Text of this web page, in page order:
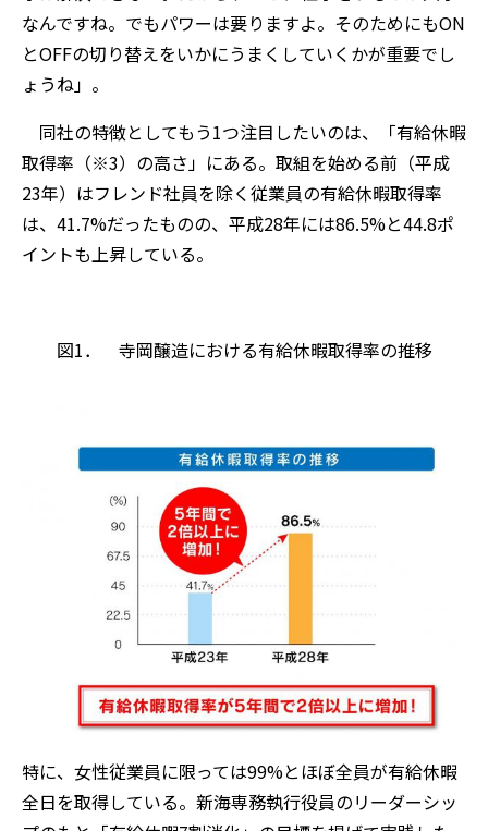
なんですね。でもパワーは要りますよ。そのためにもON
とOFFの切り替えをいかにうまくしていくかが重要でし
ょうね」。
同社の特徴としてもう1つ注目したいのは、「有給休暇
取得率（※3）の高さ」にある。取組を始める前（平成
23年）はフレンド社員を除く従業員の有給休暇取得率
は、41.7%だったものの、平成28年には86.5%と44.8ポ
イントも上昇している。
図1． 寺岡醸造における有給休暇取得率の推移
特に、女性従業員に限っては99%とほぼ全員が有給休暇
全日を取得している。新海専務執行役員のリーダーシッ